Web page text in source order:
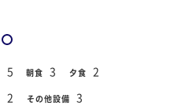
5 朝食 3 夕食 2
2 その他設備 3